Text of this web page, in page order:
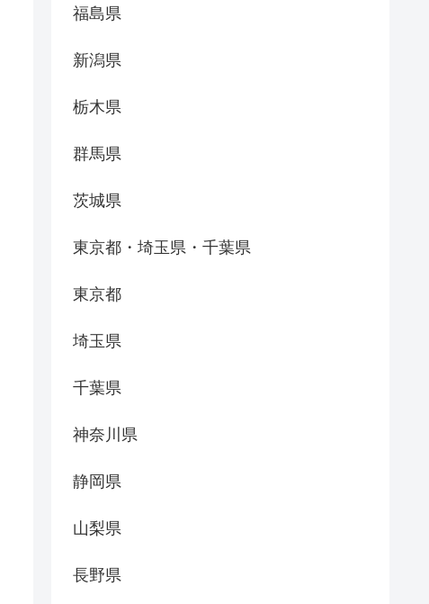
福島県
新潟県
栃木県
群馬県
茨城県
東京都・埼玉県・千葉県
東京都
埼玉県
千葉県
神奈川県
静岡県
山梨県
長野県